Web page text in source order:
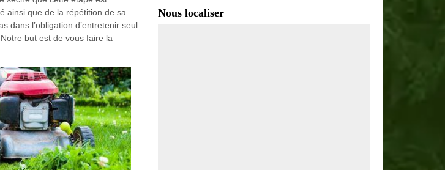
ainsi que de la répétition de sa
dans l’obligation d’entretenir seul
but est de vous faire la
Nous localiser